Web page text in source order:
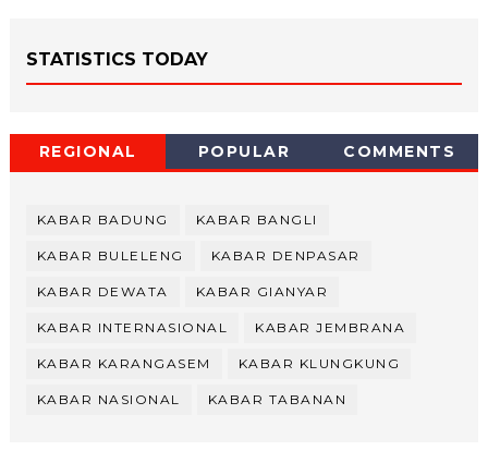
STATISTICS TODAY
REGIONAL POPULAR COMMENTS
KABAR BADUNG KABAR BANGLI
KABAR BULELENG KABAR DENPASAR
KABAR DEWATA KABAR GIANYAR
KABAR INTERNASIONAL KABAR JEMBRANA
KABAR KARANGASEM KABAR KLUNGKUNG
KABAR NASIONAL KABAR TABANAN